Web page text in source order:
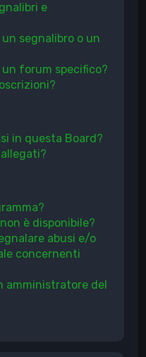
e
segnalibro o un
forum specifico?
in questa Board?
è disponibile?
abusi e/o
concernenti
amministratore del